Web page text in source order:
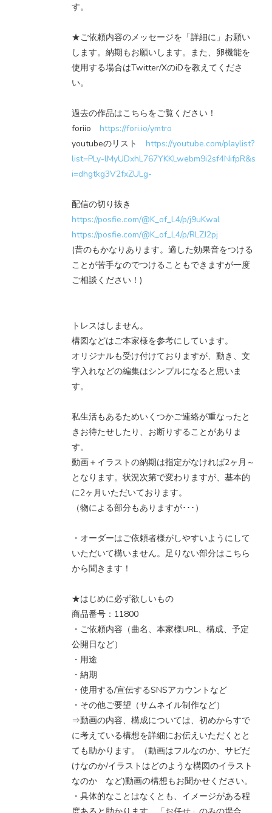
す。
★ご依頼内容のメッセージを「詳細に」お願い
します。納期もお願いします。また、卵機能を
使用する場合はTwitter/XのiDを教えてくださ
い。
過去の作品はこちらをご覧ください！
foriio https://fori.io/ymtro
youtubeのリスト https://youtube.com/playlist?
list=PLy-lMyUDxhL767YKKLwebm9i2sf4NifpR&s
i=dhgtkg3V2fxZULg-
配信の切り抜き
https://posfie.com/@K_of_L4/p/j9uKwal
https://posfie.com/@K_of_L4/p/RLZJ2pj
(昔のもかなりあります。適した効果音をつける
ことが苦手なのでつけることもできますが一度
ご相談ください！)
トレスはしません。
構図などはご本家様を参考にしています。
オリジナルも受け付けておりますが、動き、文
字入れなどの編集はシンプルになると思いま
す。
私生活もあるためいくつかご連絡が重なったと
きお待たせしたり、お断りすることがありま
す。
動画＋イラストの納期は指定がなければ2ヶ月～
となります。状況次第で変わりますが、基本的
に2ヶ月いただいております。
（物による部分もありますが･･･）
・オーダーはご依頼者様がしやすいようにして
いただいて構いません。足りない部分はこちら
から聞きます！
★はじめに必ず欲しいもの
商品番号：11800
・ご依頼内容（曲名、本家様URL、構成、予定
公開日など）
・用途
・納期
・使用する/宣伝するSNSアカウントなど
・その他ご要望（サムネイル制作など）
⇒動画の内容、構成については、初めからすで
に考えている構想を詳細にお伝えいただくとと
ても助かります。（動画はフルなのか、サビだ
けなのか/イラストはどのような構図のイラスト
なのか など)動画の構想もお聞かせください。
・具体的なことはなくとも、イメージがある程